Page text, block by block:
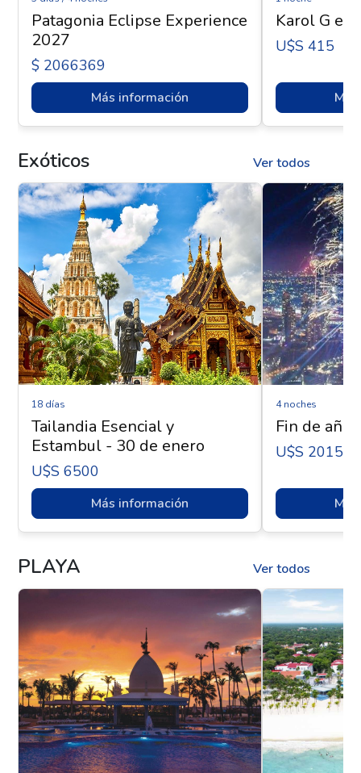
Patagonia Eclipse Experience
2027
$ 2066369
Más información
Karol G
U$s 415
Exóticos Ver todos
18 días
Tailandia Esencial y
Estambul - 30 de enero
U$s 6500
Más información
4 noches
Fin de año
U$s 2015
PLAYA Ver todos